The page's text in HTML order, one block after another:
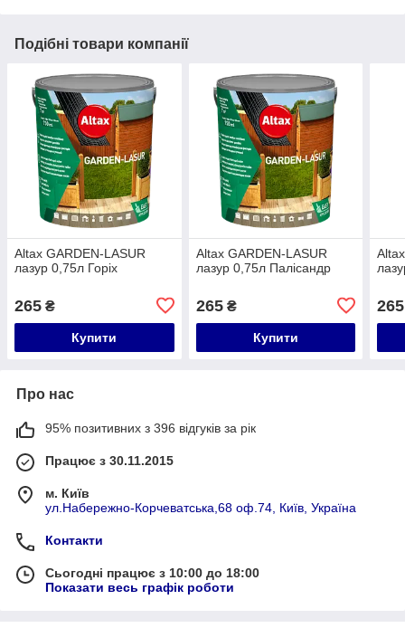
Подібні товари компанії
Altax GARDEN-LASUR
лазур 0,75л Горіх
265 ₴
Купити
Altax GARDEN-LASUR
лазур 0,75л Палісандр
265₴
Купити
265
Про нас
95% позитивних з 396 відгуків за рік
Працює з 30.11.2015
м. Київ
ул.Набережно-Корчеватська,68 оф.74, Київ, Україна
Контакти
Сьогодні працює з 10:00 до 18:00
Показати весь графік роботи